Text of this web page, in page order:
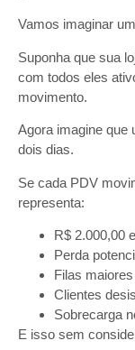
Vamos imaginar
Suponha que sua
com todos eles
movimento.
Agora imagine que
dois dias.
Se cada PDV
representa:
R$ 2.000,00
Perda
Filas maiores
Clientes
Sobrecarga
E isso sem